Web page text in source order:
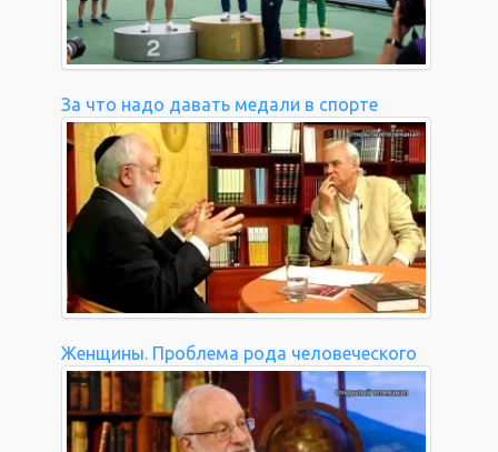
За что надо давать медали в спорте
Женщины. Проблема рода человеческого